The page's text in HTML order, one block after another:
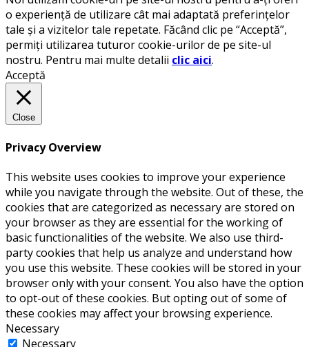
o experiență de utilizare cât mai adaptată preferințelor
tale și a vizitelor tale repetate. Făcând clic pe “Acceptă”,
permiți utilizarea tuturor cookie-urilor de pe site-ul
nostru. Pentru mai multe detalii clic aici.
Acceptă
Close
Privacy Overview
This website uses cookies to improve your experience
while you navigate through the website. Out of these, the
cookies that are categorized as necessary are stored on
your browser as they are essential for the working of
basic functionalities of the website. We also use third-
party cookies that help us analyze and understand how
you use this website. These cookies will be stored in your
browser only with your consent. You also have the option
to opt-out of these cookies. But opting out of some of
these cookies may affect your browsing experience.
Necessary
Necessary